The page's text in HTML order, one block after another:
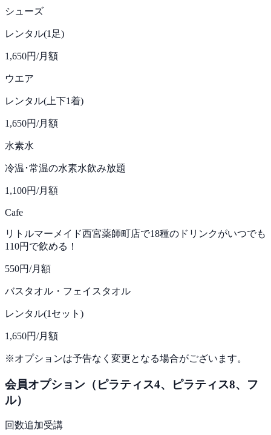
シューズ
レンタル(1足)
1,650円/月額
ウエア
レンタル(上下1着)
1,650円/月額
水素水
冷温･常温の水素水飲み放題
1,100円/月額
Cafe
リトルマーメイド西宮薬師町店で18種のドリンクがいつでも
110円で飲める！
550円/月額
バスタオル・フェイスタオル
レンタル(1セット)
1,650円/月額
※オプションは予告なく変更となる場合がございます。
会員オプション（ピラティス4、ピラティス8、フ
ル）
回数追加受講